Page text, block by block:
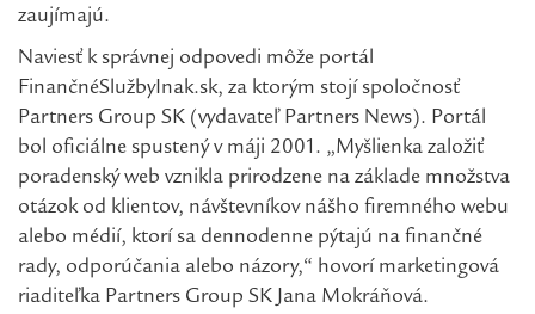
zaujímajú.
Naviesť k správnej odpovedi môže portál
FinančnéSlužbyInak.sk, za ktorým stojí spoločnosť
Partners Group SK (vydavateľ Partners News). Portál
bol oficiálne spustený v máji 2001. „Myšlienka založiť
poradenský web vznikla prirodzene na základe množstva
otázok od klientov, návštevníkov nášho firemného webu
alebo médií, ktorí sa dennodenne pýtajú na finančné
rady, odporúčania alebo názory,“ hovorí marketingová
riaditeľka Partners Group SK Jana Mokráňová.